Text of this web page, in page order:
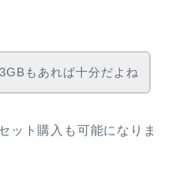
もあれば十分だよね
ット購入も可能になりま